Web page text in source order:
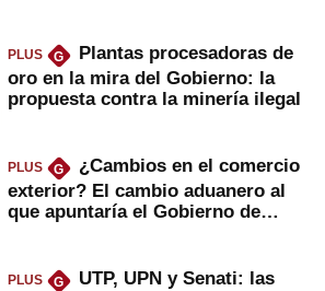
PLUS G
Plantas procesadoras de
oro en la mira del Gobierno: la
propuesta contra la minería ilegal
PLUS G
¿Cambios en el comercio
exterior? El cambio aduanero al
que apuntaría el Gobierno de
PLUS G
UTP, UPN y Senati: las